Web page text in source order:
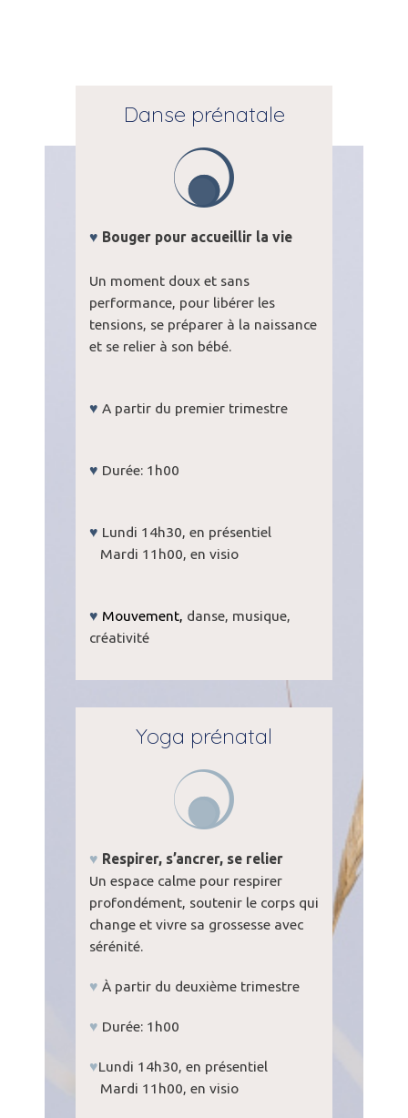
Danse prénatale
♥ Bouger pour accueillir la vie
Un moment doux et sans
performance, pour libérer les
tensions, se préparer à la naissance
et se relier à son bébé.
♥ A partir du premier trimestre
♥ Durée: 1h00
♥ Lundi 14h30, en présentiel
Mardi 11h00, en visio
♥ Mouvement, danse, musique,
créativité
Yoga prénatal
♥ Respirer, s’ancrer, se relier
Un espace calme pour respirer
profondément, soutenir le corps qui
change et vivre sa grossesse avec
sérénité.
♥ À partir du deuxième trimestre
♥ Durée: 1h00
♥Lundi 14h30, en présentiel
Mardi 11h00, en visio